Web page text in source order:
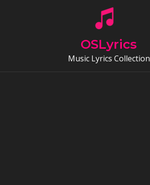
OSLyrics
Music Lyrics Collection